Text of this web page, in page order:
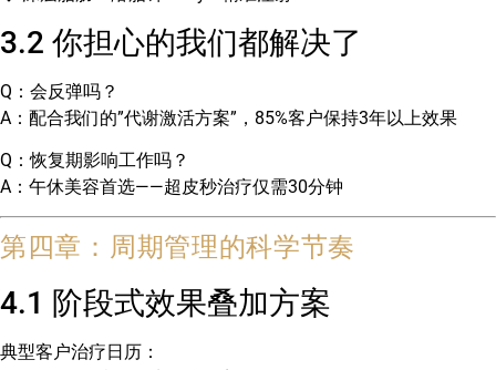
3.2 你担心的我们都解决了
Q：会反弹吗？
A：配合我们的”代谢激活方案”，85%客户保持3年以上效果
Q：恢复期影响工作吗？
A：午休美容首选——超皮秒治疗仅需30分钟
第四章：周期管理的科学节奏
4.1 阶段式效果叠加方案
典型客户治疗日历：